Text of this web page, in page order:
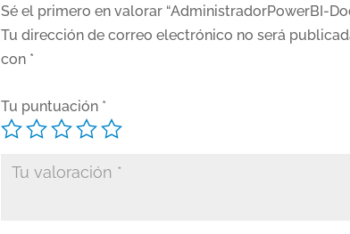
Sé el primero en valorar “AdministradorPowerBI-
Tu dirección de correo electrónico no será
con *
Tu puntuación *